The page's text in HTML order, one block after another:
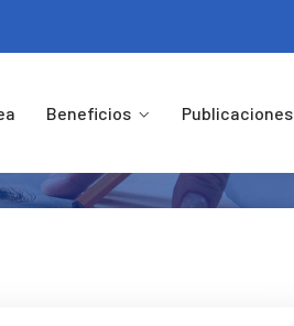
Beneficios Publicaciones